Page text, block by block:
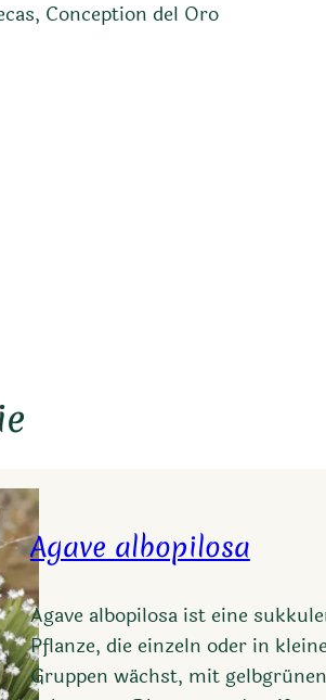
Conception del Oro
Agave albopilosa
Agave albopilosa ist eine
Pflanze, die einzeln oder in
Gruppen wächst, mit